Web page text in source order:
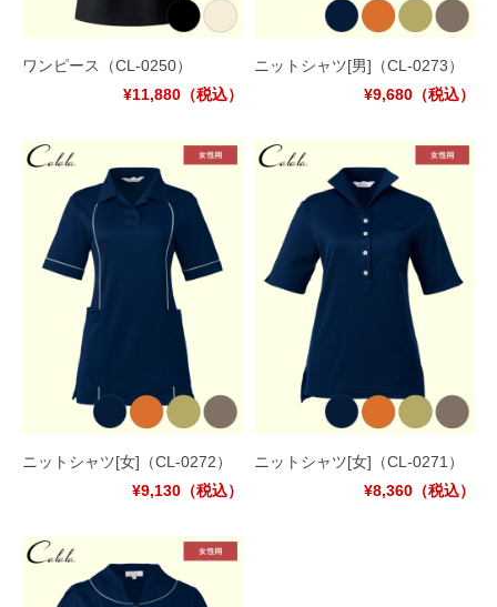
ワンピース
（CL-0250）
¥11,880 （税込）
ニットシャツ[男] （CL-0273）
¥9,680 （税込）
ニットシャツ[女] （CL-0272）
¥9,130 （税込）
ニットシャツ[女] （CL-0271）
¥8,360 （税込）